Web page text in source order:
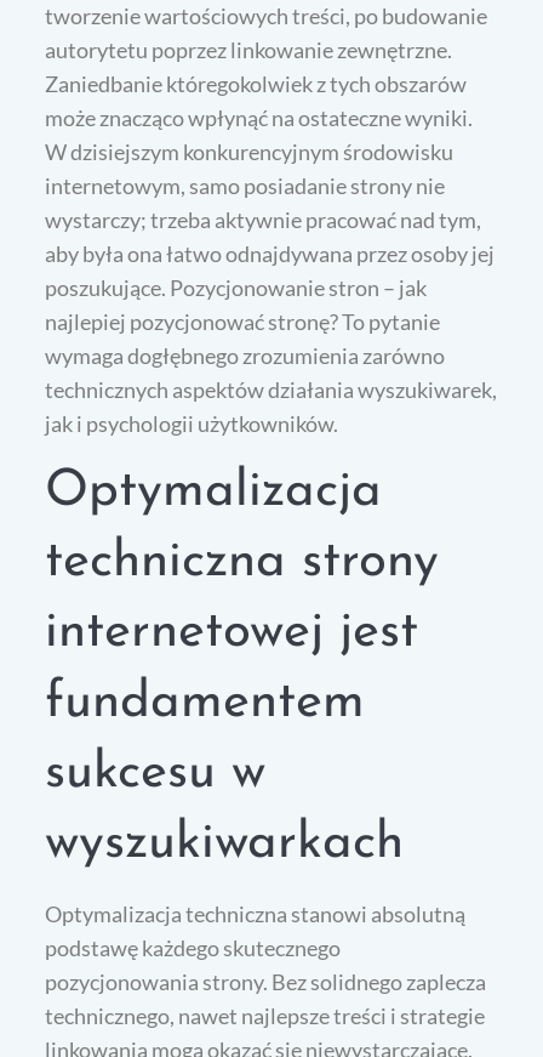
tworzenie wartościowych treści, po budowanie
autorytetu poprzez linkowanie zewnętrzne.
Zaniedbanie któregokolwiek z tych obszarów
może znacząco wpłynąć na ostateczne wyniki.
W dzisiejszym konkurencyjnym środowisku
internetowym, samo posiadanie strony nie
wystarczy; trzeba aktywnie pracować nad tym,
aby była ona łatwo odnajdywana przez osoby jej
poszukujące. Pozycjonowanie stron – jak
najlepiej pozycjonować stronę? To pytanie
wymaga dogłębnego zrozumienia zarówno
technicznych aspektów działania wyszukiwarek,
jak i psychologii użytkowników.
Optymalizacja
techniczna strony
internetowej jest
fundamentem
sukcesu w
wyszukiwarkach
Optymalizacja techniczna stanowi absolutną
podstawę każdego skutecznego
pozycjonowania strony. Bez solidnego zaplecza
technicznego, nawet najlepsze treści i strategie
linkowania mogą okazać się niewystarczające.